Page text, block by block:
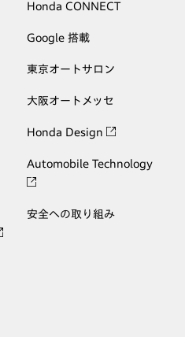
Honda CONNECT
Google 搭載
東京オートサロン
大阪オートメッセ
Honda Design
Automobile Technology
安全への取り組み